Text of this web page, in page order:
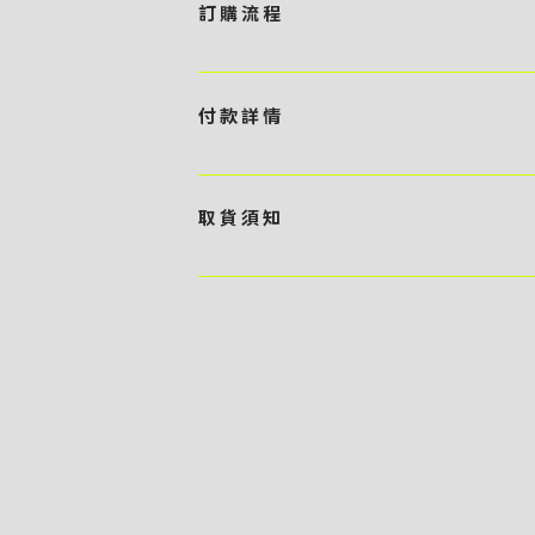
訂 購 流 程
1 / 挑選款式及設計 貴客可瀏覽 4:00AM 官方網站或親
訂購內容進行報價 3 / 確實訂單及緻付訂金 4AM 團隊依
付 款 詳 情
貴客可選擇以下方式繳付貨款： ・ 親臨工作室現金支
）交予4AM 團隊核實有關款項 - 任何轉帳或換匯交易手
取 貨 須 知
貴客可選擇以下方式提取所訂購之貨品： ​・ 工作室自